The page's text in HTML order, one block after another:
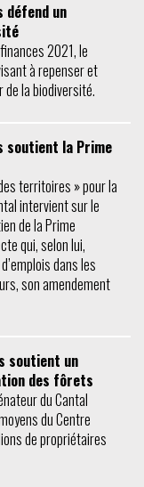
défend un
2021, le
à repenser et
la biodiversité.
soutient la Prime
territoires » pour la
intervient sur le
de la Prime
qui, selon lui,
dans les
son amendement
soutient un
des fôrets
du Cantal
du Centre
de propriétaires